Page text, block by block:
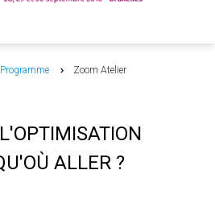
Programme Zoom Atelier
ALLER ?